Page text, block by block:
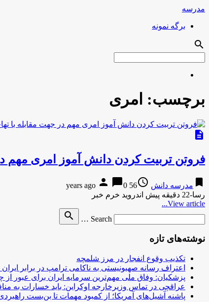
مدرسه
برگه نمونه
search
برچسب: امری
description
فروتن تربیت کردن دانش آموز امری مهم
bookmark مدرسه دانش access_time
56 years ago
person chat_bubble0
رسا-22 دقیقه پیش اندروید خرم خبر
View article...
Search …
search
نوشته‌های تازه
تکذیب وقوع انفجار در مرز شلمچه
اعتراف رسانه صهیونیستی به ناکامی ترامپ در برابر ایران
پزشکیان: وفاق ملی مهم‌ترین سرمایه ایران برای عبور
عراقچی در تماس وزیرخارجه اوکراین: باید خسارات به
پاشنه آشیل‌های آمریکا؛ از کمبود مهمات تا بن‌بست راهبردی